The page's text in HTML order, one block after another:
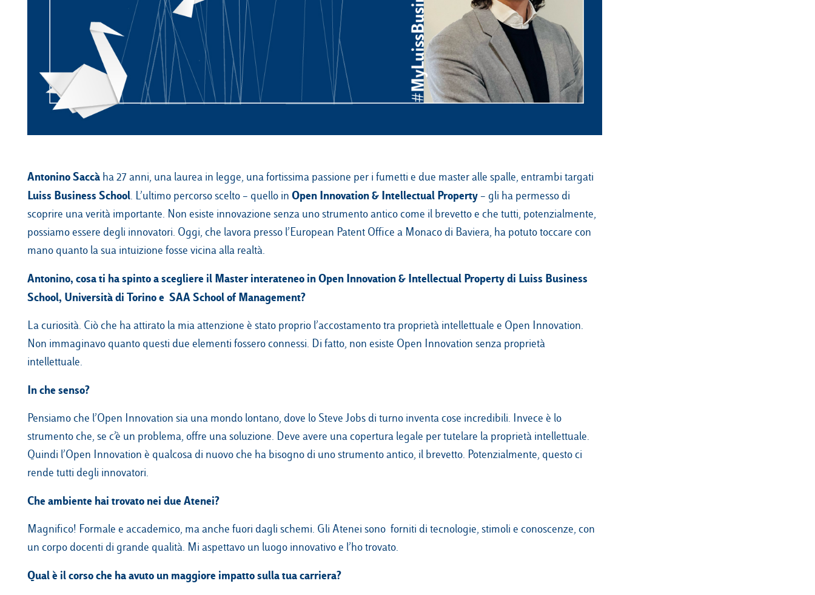
Antonino Saccà ha 27 anni, una laurea in legge, una fortissima passione per i fumetti e due master alle spalle, entrambi targati
Luiss Business School. L’ultimo percorso scelto – quello in Open Innovation & Intellectual Property– gli ha permesso di
scoprire una verità importante. Non esiste innovazione senza uno strumento antico come il brevetto e che tutti, potenzialmente,
possiamo essere degli innovatori. Oggi, che lavora presso l’European Patent Office a Monaco di Baviera, ha potuto toccare con
mano quanto la sua intuizione fosse vicina alla realtà.
Antonino, cosa ti ha spinto a scegliere il Master interateneo in Open Innovation & Intellectual Property di Luiss Business
School, Università di Torino e SAA School of Management?
La curiosità. Ciò che ha attirato la mia attenzione è stato proprio l’accostamento tra proprietà intellettuale e Open Innovation.
Non immaginavo quanto questi due elementi fossero connessi. Di fatto, non esiste Open Innovation senza proprietà
intellettuale.
In che senso?
Pensiamo che l’Open Innovation sia una mondo lontano, dove lo Steve Jobs di turno inventa cose incredibili. Invece è lo
strumento che, se c’è un problema, offre una soluzione. Deve avere una copertura legale per tutelare la proprietà intellettuale.
Quindi l’Open Innovation è qualcosa di nuovo che ha bisogno di uno strumento antico, il brevetto. Potenzialmente, questo ci
rende tutti degli innovatori.
Che ambiente hai trovato nei due Atenei?
Magnifico! Formale e accademico, ma anche fuori dagli schemi. Gli Atenei sono forniti di tecnologie, stimoli e conoscenze, con
un corpo docenti di grande qualità. Mi aspettavo un luogo innovativo e l’ho trovato.
Qual è il corso che ha avuto un maggiore impatto sulla tua carriera?